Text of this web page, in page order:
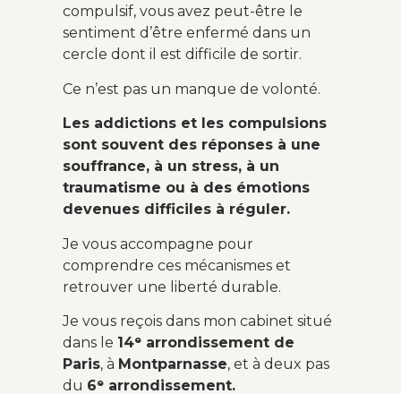
compulsif, vous avez peut-être le
sentiment d’être enfermé dans un
cercle dont il est difficile de sortir.
Ce n’est pas un manque de volonté.
Les addictions et les compulsions
sont souvent des réponses à une
souffrance, à un stress, à un
traumatisme ou à des émotions
devenues difficiles à réguler.
Je vous accompagne pour
comprendre ces mécanismes et
retrouver une liberté durable.
Je vous reçois dans mon cabinet situé
dans le 14ᵉ arrondissement de
Paris, à Montparnasse, et à deux pas
du 6ᵉ arrondissement.